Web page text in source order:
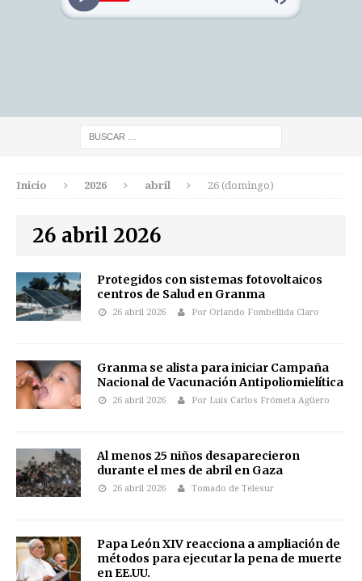
Inicio 2026 abril 26 (domingo)
26 abril 2026
Protegidos con sistemas fotovoltaicos
centros de Salud en Granma
26 abril 2026 Por Orlando Fombellida Claro
Granma se alista para iniciar Campaña
Nacional de Vacunación Antipoliomielítica
26 abril 2026 Por Luis Carlos Frómeta Agüero
Al menos 25 niños desaparecieron
durante el mes de abril en Gaza
26 abril 2026 Tomado de Telesur
Papa León XIV reacciona a ampliación de
métodos para ejecutar la pena de muerte
en EE.UU.